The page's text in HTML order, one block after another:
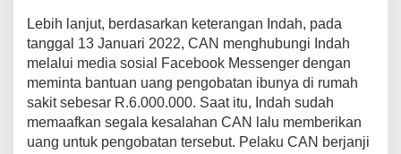
Lebih lanjut, berdasarkan keterangan Indah, pada
tanggal 13 Januari 2022, CAN menghubungi Indah
melalui media sosial Facebook Messenger dengan
meminta bantuan uang pengobatan ibunya di rumah
sakit sebesar R.6.000.000. Saat itu, Indah sudah
memaafkan segala kesalahan CAN lalu memberikan
uang untuk pengobatan tersebut. Pelaku CAN berjanji